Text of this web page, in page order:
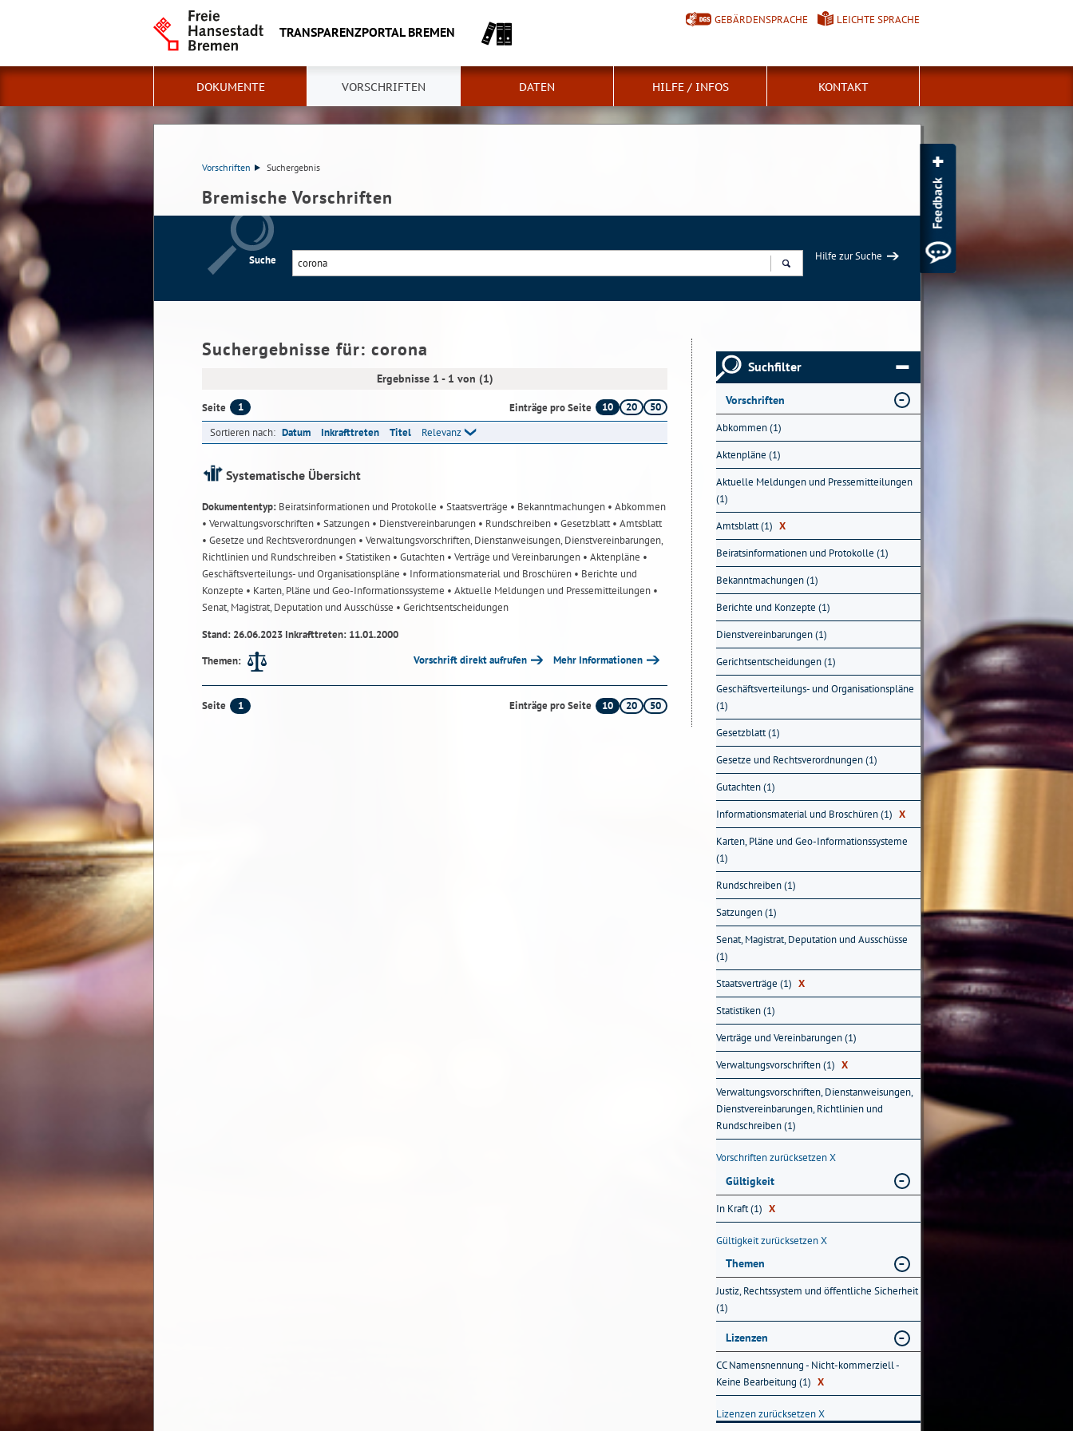
TRANSPARENZPORTAL BREMEN
GEBÄRDENSPRACHE LEICHTE SPRACHE
DOKUMENTE VORSCHRIFTEN DATEN HILFE / INFOS KONTAKT
Vorschriften Suchergebnis
Bremische Vorschriften
Suche
Hilfe zur Suche
Suchergebnisse für: corona
Ergebnisse 1 - 1 von (1)
Seite 1 Einträge pro Seite 10 20
50
Sortieren nach: Datum Inkrafttreten Titel Relevanz
Systematische Übersicht
Dokumententyp: Beiratsinformationen und Protokolle • Staatsverträge • Bekanntmachungen • Abkommen
• Verwaltungsvorschriften • Satzungen • Dienstvereinbarungen • Rundschreiben • Gesetzblatt• Amtsblatt
• Gesetze und Rechtsverordnungen • Verwaltungsvorschriften, Dienstanweisungen, Dienstvereinbarungen,
Richtlinien und Rundschreiben • Statistiken • Gutachten • Verträge und Vereinbarungen • Aktenpläne •
Geschäftsverteilungs- und Organisationspläne • Informationsmaterial und Broschüren • Berichte und
Konzepte • Karten, Pläne und Geo-Informationssysteme • Aktuelle Meldungen und Pressemitteilungen •
Senat, Magistrat, Deputation und Ausschüsse • Gerichtsentscheidungen
Stand: 26.06.2023 Inkrafttreten: 11.01.2000
Themen:
Vorschrift direkt aufrufen Mehr Informationen
Seite 1 Einträge pro Seite 10 20 50
Suchfilter
Vorschriften
Abkommen (1)
Aktenpläne (1)
Aktuelle Meldungen und Pressemitteilungen
(1)
Amtsblatt (1) X
Beiratsinformationen und Protokolle (1)
Bekanntmachungen (1)
Berichte und Konzepte (1)
Dienstvereinbarungen (1)
Gerichtsentscheidungen (1)
Geschäftsverteilungs- und Organisationspläne
(1)
Gesetzblatt (1)
Gesetze und Rechtsverordnungen (1)
Gutachten (1)
Informationsmaterial und Broschüren (1) X
Karten, Pläne und Geo-Informationssysteme
(1)
Rundschreiben (1)
Satzungen (1)
Senat, Magistrat, Deputation und Ausschüsse
(1)
Staatsverträge (1) X
Statistiken (1)
Verträge und Vereinbarungen (1)
Verwaltungsvorschriften (1) X
Verwaltungsvorschriften, Dienstanweisungen,
Dienstvereinbarungen, Richtlinien und
Rundschreiben (1)
Vorschriften zurücksetzenX
Gültigkeit
In Kraft (1) X
Gültigkeit zurücksetzenX
Themen
Justiz, Rechtssystem und öffentliche Sicherheit
(1)
Lizenzen
CC Namensnennung - Nicht-kommerziell -
Keine Bearbeitung (1) X
Lizenzen zurücksetzenX